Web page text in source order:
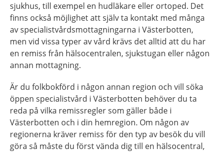
sjukhus, till exempel en hudläkare eller ortoped. Det
finns också möjlighet att själv ta kontakt med många
av specialistvårdsmottagningarna i Västerbotten,
men vid vissa typer av vård krävs det alltid att du har
en remiss från hälsocentralen, sjukstugan eller någon
annan mottagning.
Är du folkbokförd i någon annan region och vill söka
öppen specialistvård i Västerbotten behöver du ta
reda på vilka remissregler som gäller både i
Västerbotten och i din hemregion. Om någon av
regionerna kräver remiss för den typ av besök du vill
göra så måste du först vända dig till en hälsocentral,